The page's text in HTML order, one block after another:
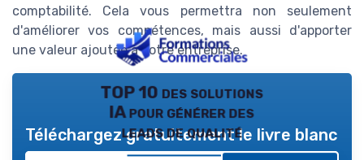
comptabilité. Cela vous permettra non seulement
d'améliorer vos compétences, mais aussi d'apporter
une valeur ajoutée à votre entreprise.
TOP 10 des solutions
IA pour générer des
leads de qualité
Téléchargez gratuitement le livre blanc